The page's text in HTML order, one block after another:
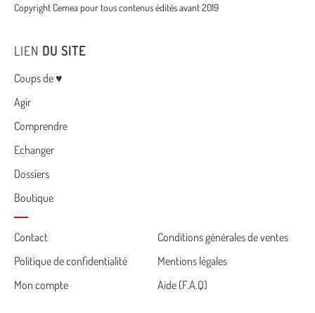
Copyright Cemea pour tous contenus édités avant 2019
LIEN DU SITE
Menu
Coups de ♥
Agir
Comprendre
Echanger
Dossiers
Boutique
Cemea
footer
Contact
Conditions générales de ventes
Politique de confidentialité
Mentions légales
Mon compte
Aide (F.A.Q)